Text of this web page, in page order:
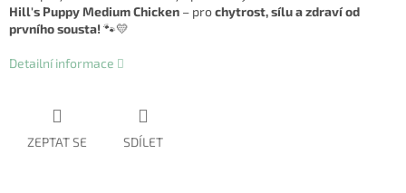
Hill's Puppy Medium Chicken – prochytrost, sílu a zdraví od
prvního sousta!🐾💛
Detailní informace
ZEPTAT SE SDÍLET